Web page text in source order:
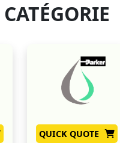
QUICK QUOTE